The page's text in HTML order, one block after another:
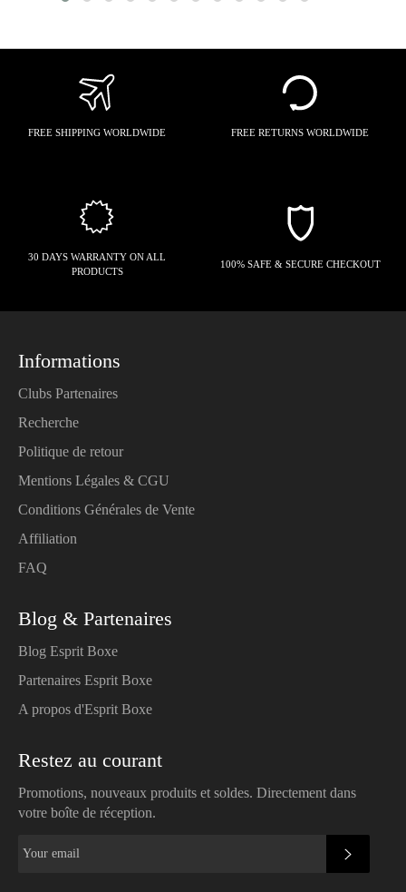
FREE SHIPPING WORLDWIDE FREE RETURNS WORLDWIDE
30 DAYS WARRANTY ON ALL
PRODUCTS
100% SAFE & SECURE CHECKOUT
Informations
Clubs Partenaires
Recherche
Politique de retour
Mentions Légales & CGU
Conditions Générales de Vente
Affiliation
FAQ
Blog & Partenaires
Blog Esprit Boxe
Partenaires Esprit Boxe
A propos d'Esprit Boxe
Restez au courant
Promotions, nouveaux produits et soldes. Directement dans
votre boîte de réception.